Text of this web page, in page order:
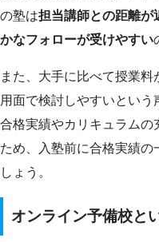
の塾は担当講師との距離が
かなフォローが受けやすい
また、大手に比べて授業
用面で検討しやすいとい
合格実績やカリキュラムの
ため、入塾前に合格実績の
しょう。
オンライン予備校と